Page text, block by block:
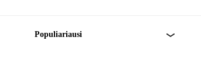
Populiariausi